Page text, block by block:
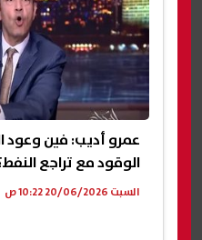
عمرو أديب: فين وعود
الوقود مع تراجع
السبت 20/06/2026 10:22 ص